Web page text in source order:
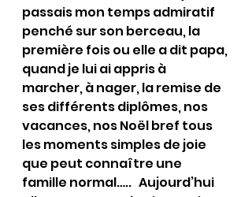
passais mon temps admiratif
penché sur son berceau, la
première fois ou elle a dit papa,
quand je lui ai appris à
marcher, à nager, la remise de
ses différents diplômes, nos
vacances, nos Noël bref tous
les moments simples de joie
que peut connaître une
famille normal…..   Aujourd’hui